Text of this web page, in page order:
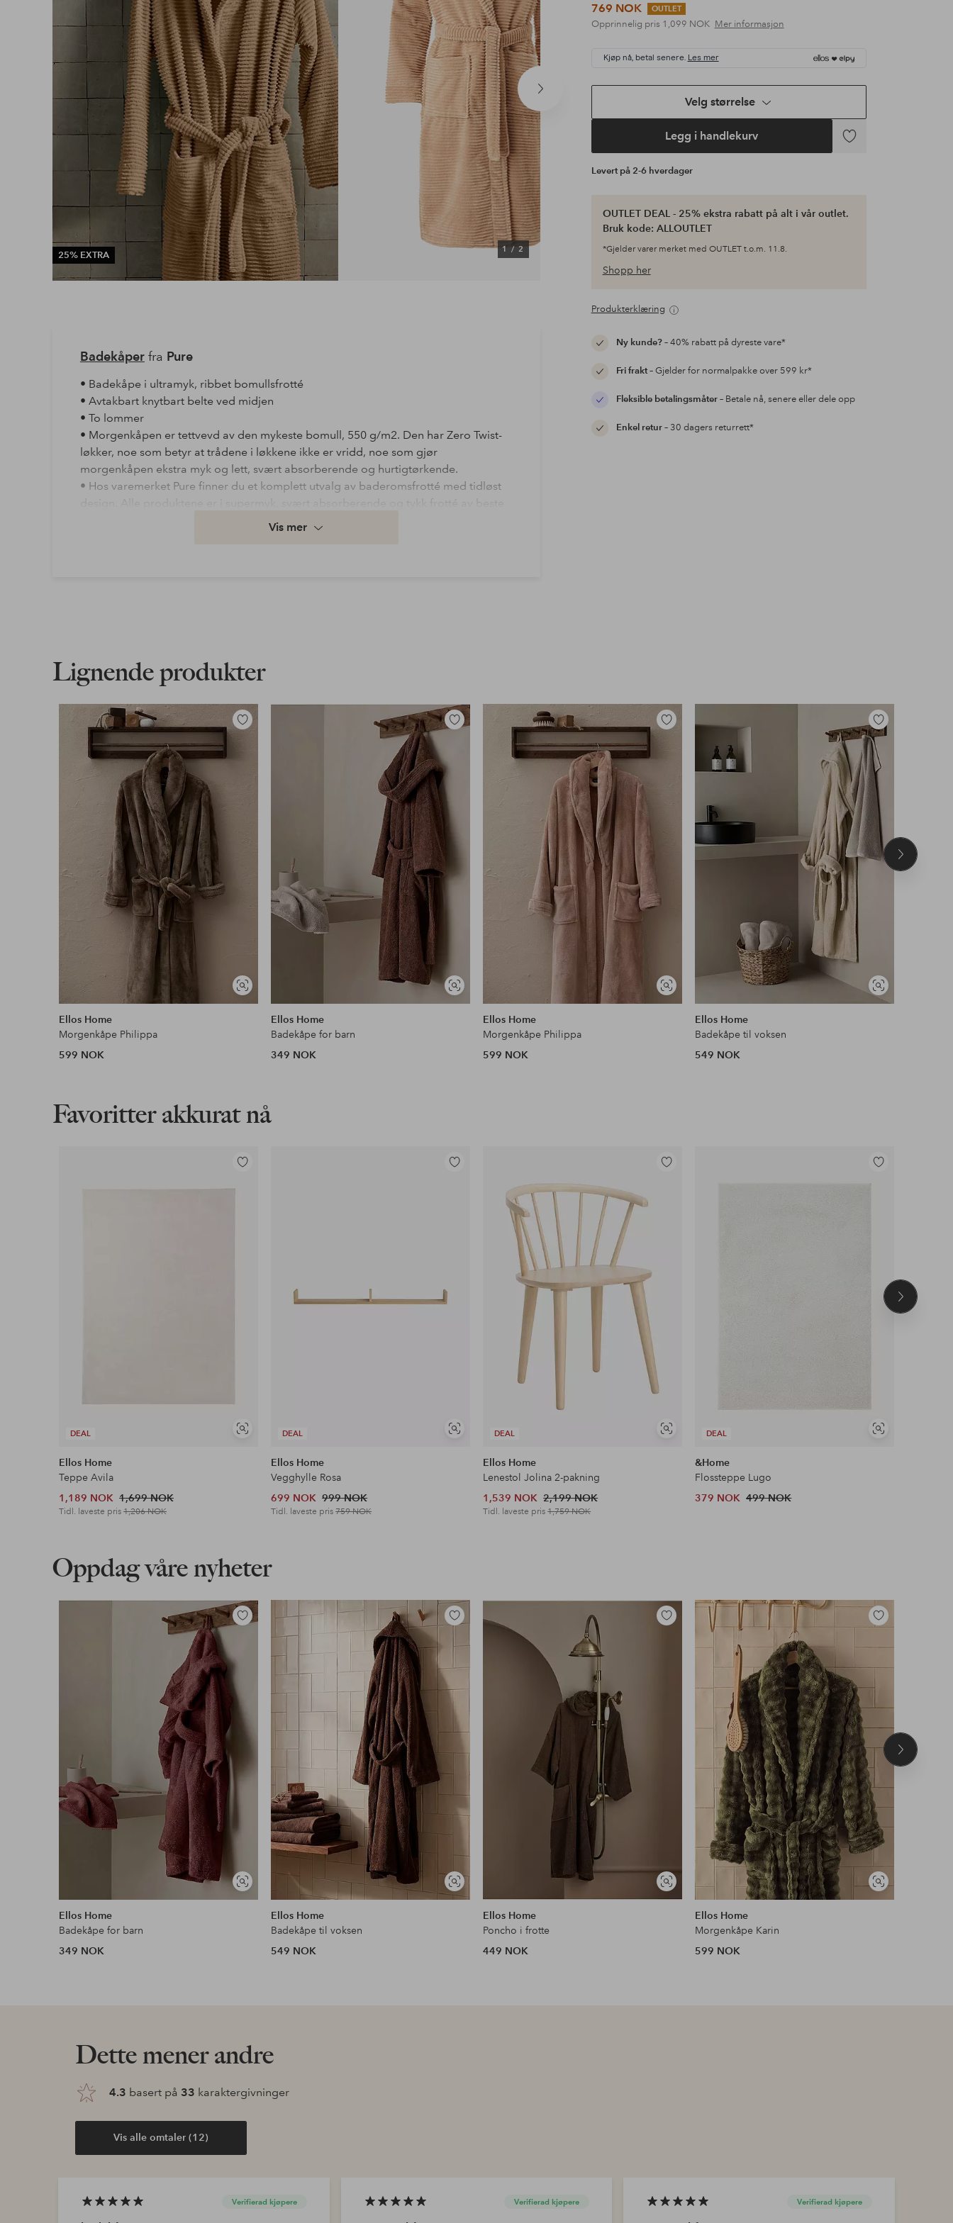
Neste
25% EXTRA
1/ 2
769 NOK
OUTLET
Opprinnelig pris 1,099 NOK Mer informasjon
Kjøp nå, betal senere. Les mer
Velg størrelse
Legg i handlekurv
Legg
Levert på 2-6 hverdager
OUTLET DEAL - 25% ekstra rabatt på alt i vår outlet.
Bruk kode: ALLOUTLET
*Gjelder varer merket med OUTLET t.o.m. 11.8.
Shopp her
Produkterklæring
Ny kunde?– 40% rabatt på dyreste vare*
Fri frakt– Gjelder for normalpakke over 599 kr*
Fleksible betalingsmåter– Betale nå, senere eller dele opp
Enkel retur– 30 dagers returrett*
Badekåperfra Pure
• Badekåpe i ultramyk, ribbet bomullsfrotté
• Avtakbart knytbart belte ved midjen
• To lommer
• Morgenkåpen er tettvevd av den mykeste bomull, 550 g/m2. Den har Zero Twist-
løkker, noe som betyr at trådene i løkkene ikke er vridd, noe som gjør
morgenkåpen ekstra myk og lett, svært absorberende og hurtigtørkende.
• Hos varemerket Pure finner du et komplett utvalg av baderomsfrotté med tidløst
design. Alle produktene er i supermyk, svært absorberende og tykk frotté av beste
bomullskvalitet. Herlig hverdagsluksus for deg og baderommet ditt!
forbedrede sosiale, økonomiske og miljømessige forhold for bomullsbønder. Ved å
velge våre bomullsprodukter støtter du vår investering i Better Cottons misjon.
Better Cotton kommer fra et system med massebalanse, og er ikke fysisk sporbar til
sluttproduktet. Les mer om Better Cotton på bettercotton.org/learnmore.
Kvalitet: Vevd
Materiale: 100% Bomull
Artikkelnummer: 1743175-03-XS
Last ned høyoppløst bilde
Fri frakt
Gjelder for normalpakke over 599 kr
Faktura & Konto
Våre mest fordelaktige betalingsmåter
Les mer
Vis mer
Lignende produkter
Vis
lignende
Legg
Ellos Home
Morgenkåpe Philippa
599 NOK
Vis
lignende
Legg
Ellos Home
Badekåpe for barn
349 NOK
Vis
lignende
Legg
Ellos Home
Morgenkåpe Philippa
599 NOK
Vis
lignende
Legg
til
favoritter
Ellos Home
Badekåpe til voksen
549 NOK
Neste
Favoritter akkurat nå
DEAL
Vis
Legg
Ellos Home
Teppe Avila
1,189 NOK 1,699 NOK
Tidl. laveste pris1,206 NOK
DEAL
Vis
Legg
Ellos Home
Vegghylle Rosa
699 NOK 999 NOK
Tidl. laveste pris759 NOK
DEAL
Vis
Legg
Ellos Home
Lenestol Jolina 2-pakning
1,539 NOK 2,199 NOK
Tidl. laveste pris1,759 NOK
DEAL
Vis
Legg
til
&Home
Flossteppe Lugo
379 NOK 499 NOK
Neste
Oppdag våre nyheter
Vis
lignende
Legg
Ellos Home
Badekåpe for barn
349 NOK
Vis
lignende
Legg
Ellos Home
Badekåpe til voksen
549 NOK
Vis
lignende
Legg
Ellos Home
Poncho i frotte
449 NOK
Vis
lignende
Legg
favoritter
Ellos Home
Morgenkåpe Karin
599 NOK
Neste
Dette mener andre
4.3 basert på 33 karaktergivninger
Vis alle omtaler (12)
Verifierad kjøpere Verifierad kjøpere Verifierad kjøpere